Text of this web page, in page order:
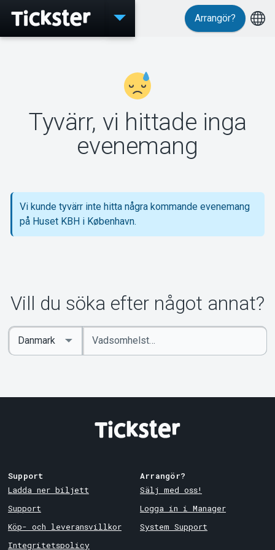
Evenemang
MyTickster
Support
Arrangör?
Tyvärr, vi hittade inga
evenemang
Vi kunde tyvärr inte hitta några kommande evenemang
på Huset KBH i København.
Vill du söka efter något annat?
Ange
sökord
Select
Country
Support
Ladda ner biljett
Support
Köp- och leveransvillkor
Integritetspolicy
Arrangör?
Sälj med oss!
Logga in i Manager
System Support